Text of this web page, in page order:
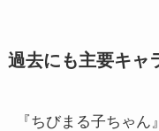
過去にも主要キャ
『ちびまる子ちゃ